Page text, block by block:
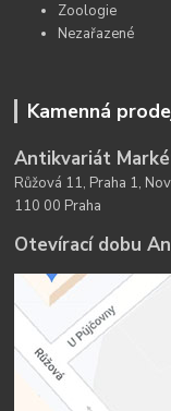
Zoologie
Nezařazené
Kamenná
Antikvariát
Růžová 11, Praha 1,
110 00 Praha
Otevírací dobu